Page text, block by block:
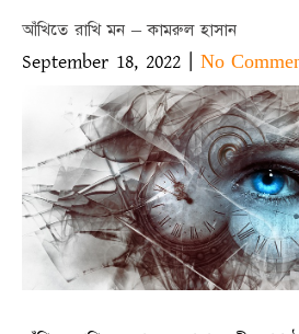
আঁখিতে রাখি মন – কামরুল হাসান
September 18, 2022 | No